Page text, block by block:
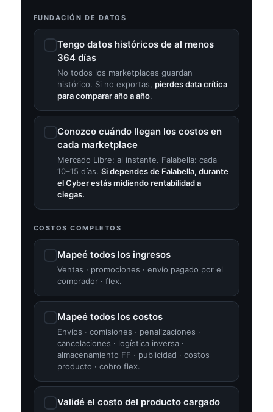
FUNDACIÓN DE DATOS
Tengo datos históricos de al menos
364 días
No todos los marketplaces guardan
histórico. Si no exportas, pierdes data crítica
para comparar año a año.
Conozco cuándo llegan los costos en
cada marketplace
Mercado Libre: al instante. Falabella: cada
10–15 días. Si dependes de Falabella, durante
el Cyber estás midiendo rentabilidad a
ciegas.
COSTOS COMPLETOS
Mapeé todos los ingresos
Ventas · promociones · envío pagado por el
comprador · flex.
Mapeé todos los costos
Envíos · comisiones · penalizaciones ·
cancelaciones · logística inversa ·
almacenamiento FF · publicidad · costos
producto · cobro flex.
Validé el costo del producto cargado